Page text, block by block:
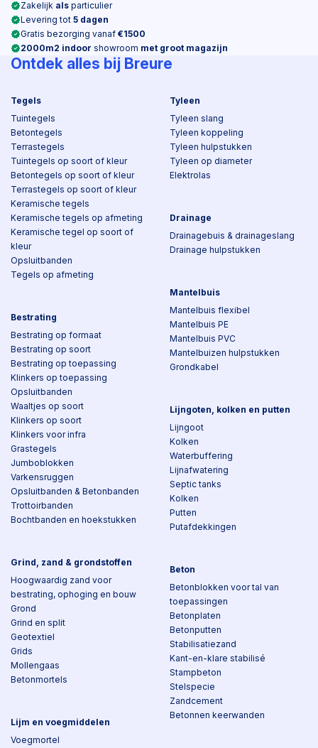
Zakelijk als particulier
Levering tot 5 dagen
Gratis bezorging vanaf €1500
2000m2 indoor showroom met groot magazijn
Ontdek alles bij Breure
Tegels
Tuintegels
Betontegels
Terrastegels
Tuintegels op soort of kleur
Betontegels op soort of kleur
Terrastegels op soort of kleur
Keramische tegels
Keramische tegels op afmeting
Keramische tegel op soort of
kleur
Opsluitbanden
Tegels op afmeting
Bestrating
Bestrating op formaat
Bestrating op soort
Bestrating op toepassing
Klinkers op toepassing
Opsluitbanden
Waaltjes op soort
Klinkers op soort
Klinkers voor infra
Grastegels
Jumboblokken
Varkensruggen
Opsluitbanden & Betonbanden
Trottoirbanden
Bochtbanden en hoekstukken
Grind, zand & grondstoffen
Hoogwaardig zand voor
bestrating, ophoging en bouw
Grond
Grind en split
Geotextiel
Grids
Mollengaas
Betonmortels
Lijm en voegmiddelen
Voegmortel
Tyleen
Tyleen slang
Tyleen koppeling
Tyleen hulpstukken
Tyleen op diameter
Elektrolas
Drainage
Drainagebuis & drainageslang
Drainage hulpstukken
Mantelbuis
Mantelbuis flexibel
Mantelbuis PE
Mantelbuis PVC
Mantelbuizen hulpstukken
Grondkabel
Lijngoten, kolken en putten
Lijngoot
Kolken
Waterbuffering
Lijnafwatering
Septic tanks
Kolken
Putten
Putafdekkingen
Beton
Betonblokken voor tal van
toepassingen
Betonplaten
Betonputten
Stabilisatiezand
Kant-en-klare stabilisé
Stampbeton
Stelspecie
Zandcement
Betonnen keerwanden